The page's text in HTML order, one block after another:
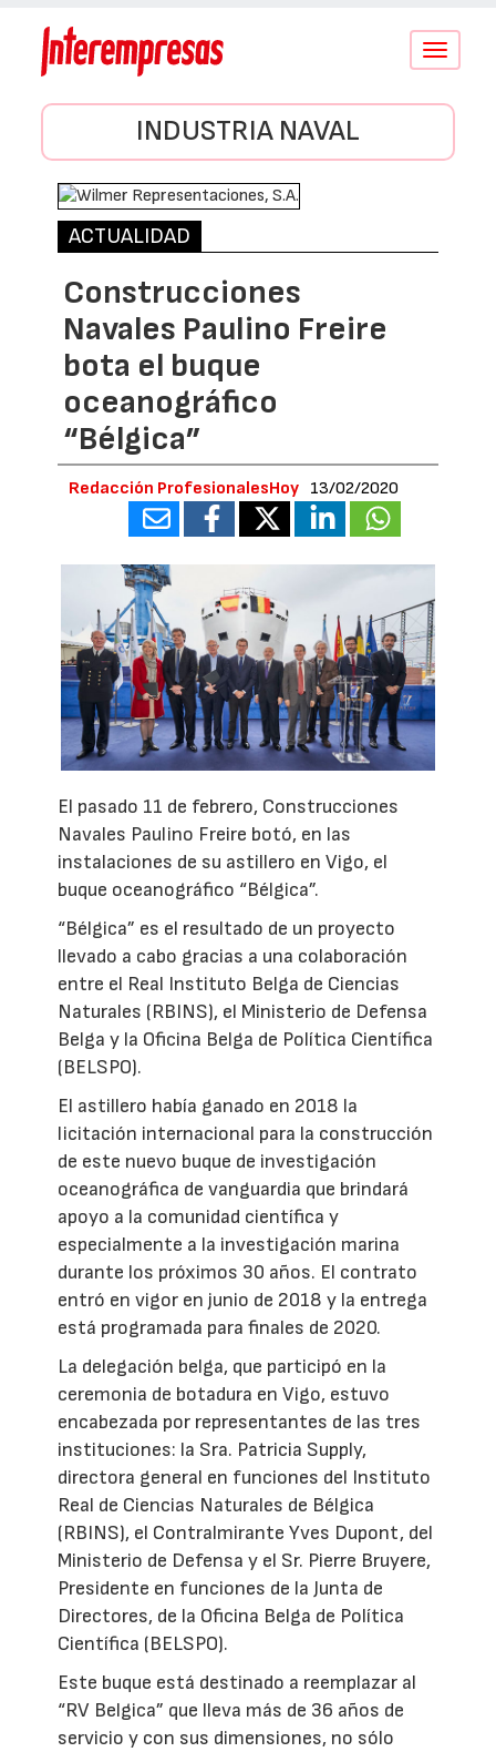
Conmutar
INDUSTRIA NAVAL
ACTUALIDAD
Construcciones
Navales Paulino Freire
bota el buque
oceanográfico
“Bélgica”
Redacción ProfesionalesHoy 13/02/2020
El pasado 11 de febrero, Construcciones
Navales Paulino Freire botó, en las
instalaciones de su astillero en Vigo, el
buque oceanográfico “Bélgica”.
“Bélgica” es el resultado de un proyecto
llevado a cabo gracias a una colaboración
entre el Real Instituto Belga de Ciencias
Naturales (RBINS), el Ministerio de Defensa
Belga y la Oficina Belga de Política Científica
(BELSPO).
El astillero había ganado en 2018 la
licitación internacional para la construcción
de este nuevo buque de investigación
oceanográfica de vanguardia que brindará
apoyo a la comunidad científica y
especialmente a la investigación marina
durante los próximos 30 años. El contrato
entró en vigor en junio de 2018 y la entrega
está programada para finales de 2020.
La delegación belga, que participó en la
ceremonia de botadura en Vigo, estuvo
encabezada por representantes de las tres
instituciones: la Sra. Patricia Supply,
directora general en funciones del Instituto
Real de Ciencias Naturales de Bélgica
(RBINS), el Contralmirante Yves Dupont, del
Ministerio de Defensa y el Sr. Pierre Bruyere,
Presidente en funciones de la Junta de
Directores, de la Oficina Belga de Política
Científica (BELSPO).
Este buque está destinado a reemplazar al
“RV Belgica” que lleva más de 36 años de
servicio y con sus dimensiones, no sólo